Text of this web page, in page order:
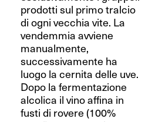
prodotti sul primo tralcio
di ogni vecchia vite. La
vendemmia avviene
manualmente,
successivamente ha
luogo la cernita delle uve.
Dopo la fermentazione
alcolica il vino affina in
fusti di rovere (100%